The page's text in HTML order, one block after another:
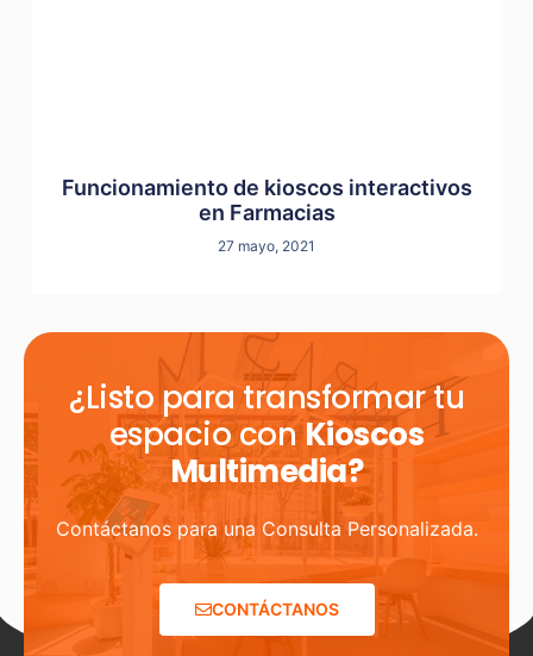
Funcionamiento de kioscos interactivos
en Farmacias
27 mayo, 2021
¿Listo para transformar tu
espacio conKioscos
Multimedia?
Contáctanos para una Consulta Personalizada.
CONTÁCTANOS